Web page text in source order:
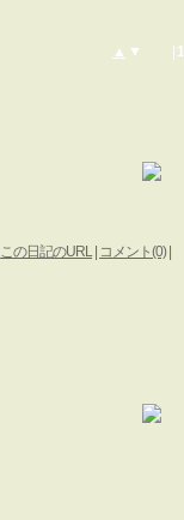
▲ ▼ | 1
この日記のURL| コメント(0)|